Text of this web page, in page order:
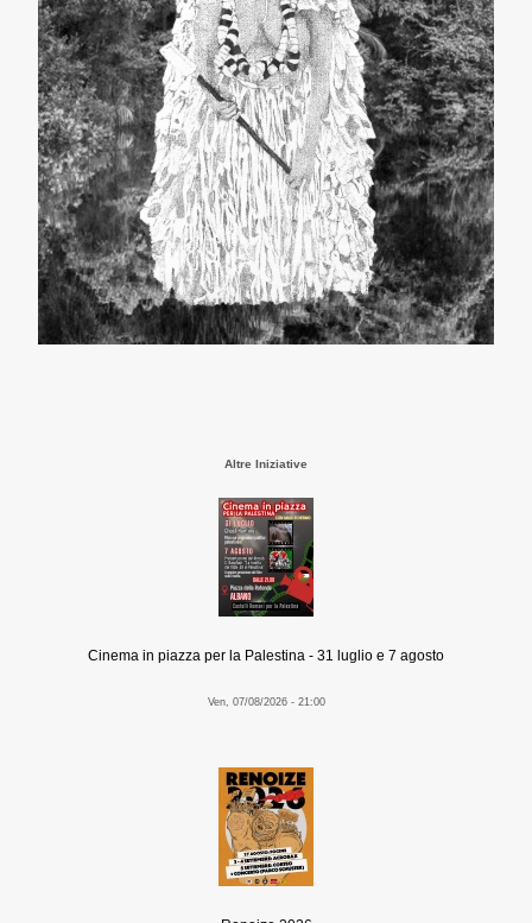
Altre Iniziative
Cinema in piazza per la Palestina - 31 luglio e 7 agosto
Ven, 07/08/2026 - 21:00